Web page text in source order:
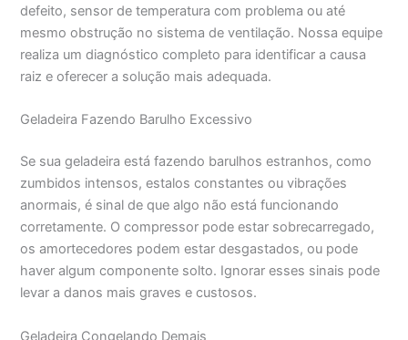
defeito, sensor de temperatura com problema ou até
mesmo obstrução no sistema de ventilação. Nossa equipe
realiza um diagnóstico completo para identificar a causa
raiz e oferecer a solução mais adequada.
Geladeira Fazendo Barulho Excessivo
Se sua geladeira está fazendo barulhos estranhos, como
zumbidos intensos, estalos constantes ou vibrações
anormais, é sinal de que algo não está funcionando
corretamente. O compressor pode estar sobrecarregado,
os amortecedores podem estar desgastados, ou pode
haver algum componente solto. Ignorar esses sinais pode
levar a danos mais graves e custosos.
Geladeira Congelando Demais